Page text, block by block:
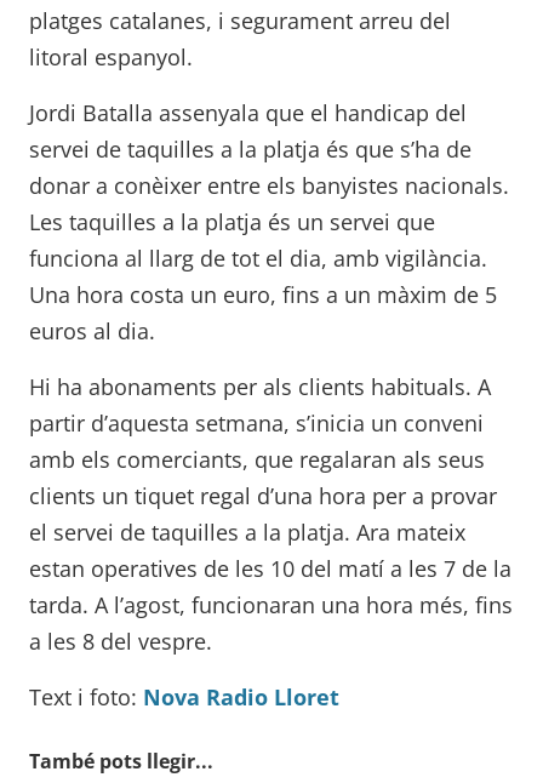
platges catalanes, i segurament arreu del
litoral espanyol.
Jordi Batalla assenyala que el handicap del
servei de taquilles a la platja és que s’ha de
donar a conèixer entre els banyistes nacionals.
Les taquilles a la platja és un servei que
funciona al llarg de tot el dia, amb vigilància.
Una hora costa un euro, fins a un màxim de 5
euros al dia.
Hi ha abonaments per als clients habituals. A
partir d’aquesta setmana, s’inicia un conveni
amb els comerciants, que regalaran als seus
clients un tiquet regal d’una hora per a provar
el servei de taquilles a la platja. Ara mateix
estan operatives de les 10 del matí a les 7 de la
tarda. A l’agost, funcionaran una hora més, fins
a les 8 del vespre.
Text i foto: Nova Radio Lloret
També pots llegir...